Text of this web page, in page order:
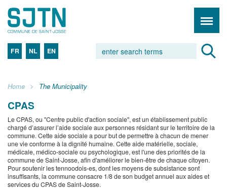
FR NL EN
Home The Municipality
CPAS
Le CPAS, ou "Centre public d'action sociale", est un établissement public
chargé d’assurer l’aide sociale aux personnes résidant sur le territoire de la
commune. Cette aide sociale a pour but de permettre à chacun de mener
une vie conforme à la dignité humaine. Cette aide matérielle, sociale,
médicale, médico-sociale ou psychologique, est l'une des priorités de la
commune de Saint-Josse, afin d'améliorer le bien-être de chaque citoyen.
Pour soutenir les tennoodois-es, dont les moyens de subsistance sont
insuffisants, la commune consacre 1/8 de son budget annuel aux aides et
services du CPAS de Saint-Josse.